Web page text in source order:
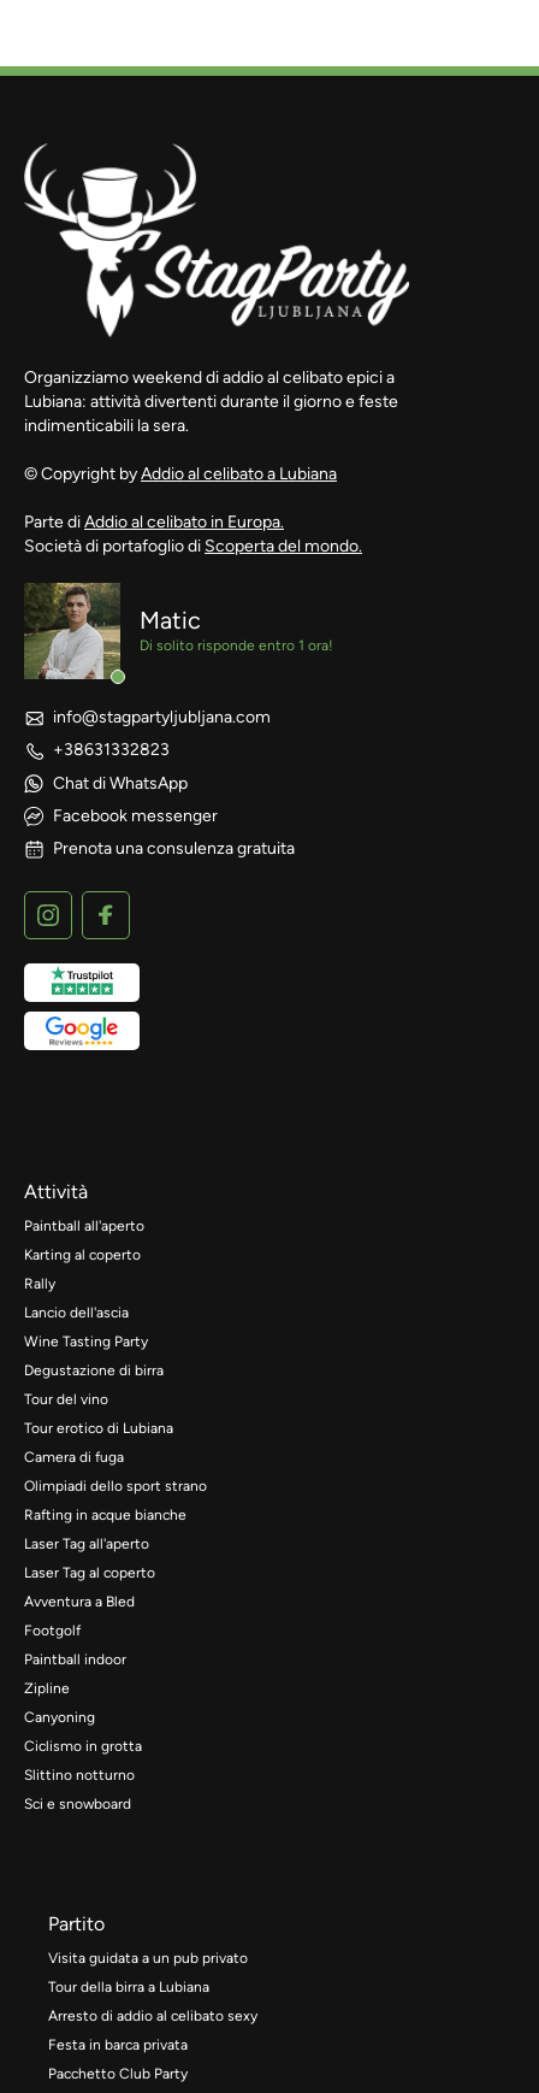
Organizziamo weekend di addio al celibato epici a
Lubiana: attività divertenti durante il giorno e feste
indimenticabili la sera.
© Copyright byAddio al celibato a Lubiana
Parte diAddio al celibato in Europa.
Società di portafoglio di Scoperta del mondo.
Matic
Di solito risponde entro 1 ora!
info@stagpartyljubljana.com
+38631332823
Chat di WhatsApp
Facebook messenger
Prenota una consulenza gratuita
Attività
Paintball all'aperto
Karting al coperto
Rally
Lancio dell'ascia
Wine Tasting Party
Degustazione di birra
Tour del vino
Tour erotico di Lubiana
Camera di fuga
Olimpiadi dello sport strano
Rafting in acque bianche
Laser Tag all'aperto
Laser Tag al coperto
Avventura a Bled
Footgolf
Paintball indoor
Zipline
Canyoning
Ciclismo in grotta
Slittino notturno
Sci e snowboard
Partito
Visita guidata a un pub privato
Tour della birra a Lubiana
Arresto di addio al celibato sexy
Festa in barca privata
Pacchetto Club Party